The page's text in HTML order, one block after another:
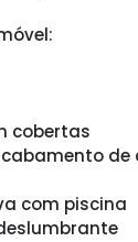
cobertas
com piscina